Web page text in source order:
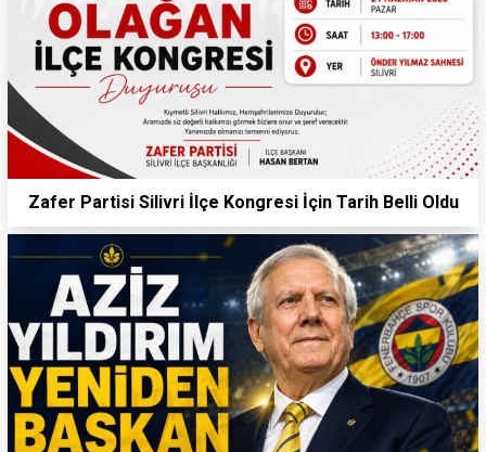
Zafer Partisi Silivri İlçe Kongresi İçin Tarih Belli Oldu